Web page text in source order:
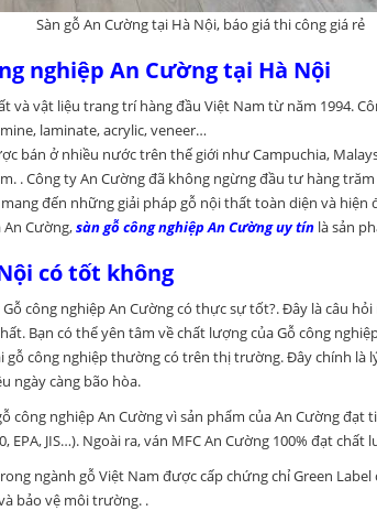
Sàn gỗ An Cường tại Hà Nội, báo giá thi công giá rẻ
nghiệp An Cường tại Hà Nội
vật liệu trang trí hàng đầu Việt Nam từ năm 1994.
laminate, acrylic, veneer…
bán ở nhiều nước trên thế giới như Campuchia,
. Công ty An Cường đã không ngừng đầu tư hàng
đến những giải pháp gỗ nội thất toàn diện và hiện
Cường,sàn gỗ công nghiệp An Cường uy tínlà sản
có tốt không
công nghiệp An Cường có thực sự tốt?. Đây là câu
Bạn có thể yên tâm về chất lượng của Gỗ công
công nghiệp thường có trên thị trường. Đây chính là
ngày càng bão hòa.
công nghiệp An Cường vì sản phẩm của An Cường
EPA, JIS…). Ngoài ra, ván MFC An Cường 100% đạt chất
ngành gỗ Việt Nam được cấp chứng chỉ Green
bảo vệ môi trường. .